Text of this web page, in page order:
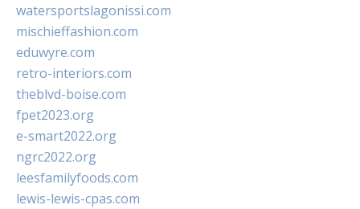
watersportslagonissi.com
mischieffashion.com
eduwyre.com
retro-interiors.com
theblvd-boise.com
fpet2023.org
e-smart2022.org
ngrc2022.org
leesfamilyfoods.com
lewis-lewis-cpas.com